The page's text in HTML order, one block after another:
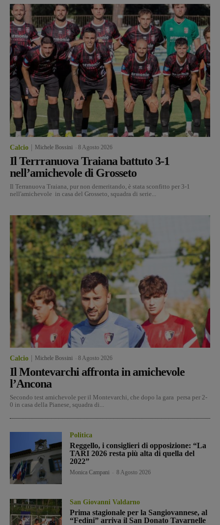
Calcio Michele Bossini 8 Agosto 2026
Il Terrranuova Traiana battuto 3-1
nell’amichevole di Grosseto
Il Terranuova Traiana, pur non demeritando, è stata sconfitto per 3-1
nell'amichevole in casa del Grosseto, squadra di serie...
Calcio Michele Bossini 8 Agosto 2026
Il Montevarchi affronta in amichevole
l’Ancona
Secondo test amichevole per il Montevarchi, che dopo la gara persa per 2-
0 in casa della Pianese, squadra di...
Politica
Reggello, i consiglieri di opposizione: “La
TARI 2026 resta più alta di quella del
2022”
Monica Campani 8 Agosto 2026
San Giovanni Valdarno
Prima stagionale per la Sangiovannese, al
“Fedini” arriva il San Donato Tavarnelle